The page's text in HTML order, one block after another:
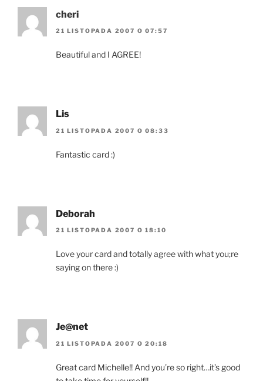
cheri
21 LISTOPADA 2007 O 07:57
Beautiful and I AGREE!
Lis
21 LISTOPADA 2007 O 08:33
Fantastic card :)
Deborah
21 LISTOPADA 2007 O 18:10
Love your card and totally agree with what you;re
saying on there :)
Je@net
21 LISTOPADA 2007 O 20:18
Great card Michelle!! And you’re so right…it’s good